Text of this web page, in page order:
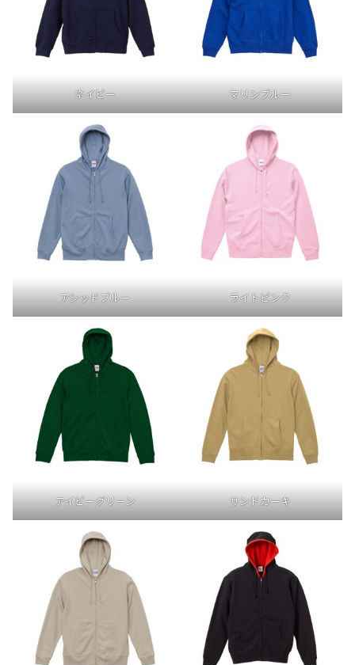
ネイビー マリンブルー
アシッドブルー ライトピンク
アイビーグリーン サンドカーキ